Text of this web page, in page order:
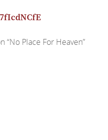
Place For Heaven”